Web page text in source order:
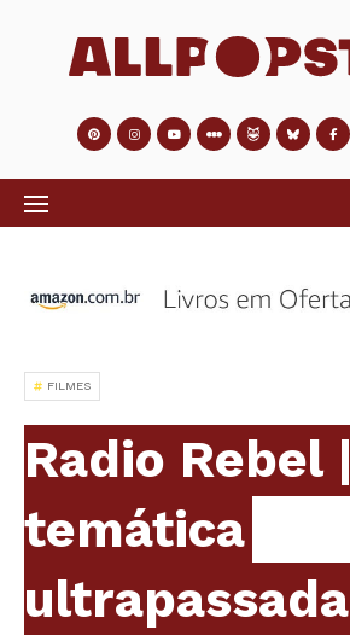
FILMES
Radio Rebel |
temática
ultrapassada